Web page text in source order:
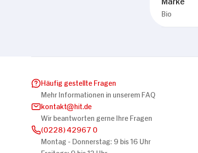
Bio
Häufig gestellte Fragen
Mehr Informationen in unserem FAQ
kontakt
hit.de
Wir beantworten gerne Ihre Fragen
(0228) 42967 0
Montag - Donnerstag: 9 bis 16 Uhr